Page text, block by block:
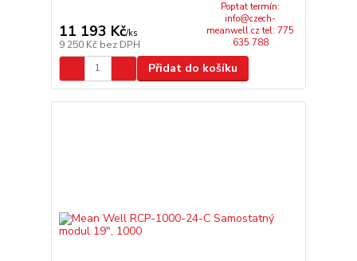
11 193 Kč/ks
9 250 Kč bez DPH
Poptat termín:
info@czech-
meanwell.cz tel: 775
635 788
Přidat do košíku